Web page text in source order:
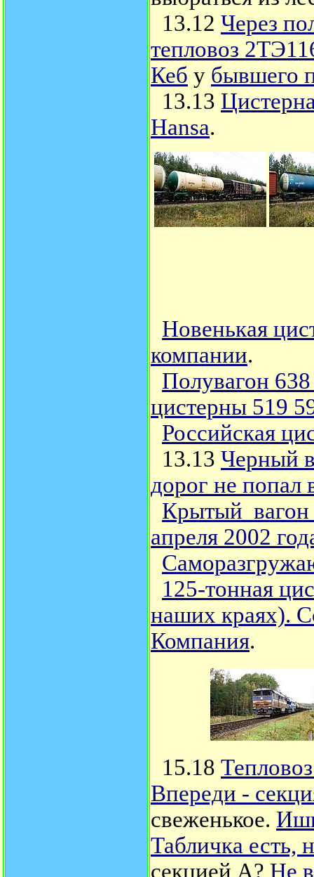
13.12 Через
тепловоз
Кеб у бывшего
13.13
Hansa.
Новенькая
компании.
Полувагон
цистерны 519
Российская
13.13 Черный
дорог не попал
Крытый
апреля 2002
125-тонная
наших краях).
Компания.
15.18
Впереди -
свеженькое.
Табличка есть,
секцией А? Не